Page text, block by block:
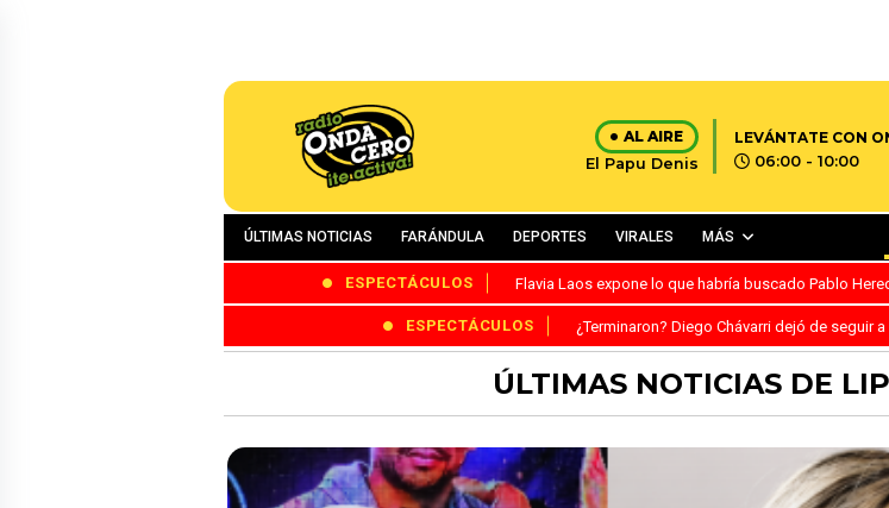
AL AIRE
El Papu Denis
LEVÁNTATE CON
06:00 - 10:00
ÚLTIMAS NOTICIAS FARÁNDULA DEPORTES VIRALES MÁS
ESPECTÁCULOS Flavia Laos expone lo que habría buscado Pablo
ESPECTÁCULOS ¿Terminaron? Diego Chávarri dejó de seguir
ÚLTIMAS NOTICIAS DE